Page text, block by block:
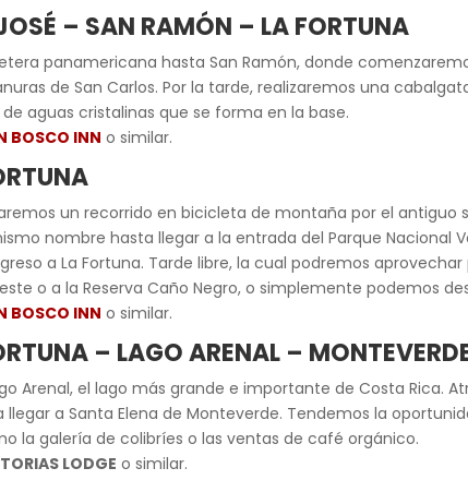
– SAN RAMÓN – LA FORTUNA
panamericana hasta San Ramón, donde
de San Carlos. Por la tarde, realizaremos una
aguas cristalinas que se forma en la base.
BOSCO INN o similar.
un recorrido en bicicleta de montaña por el antiguo
nombre hasta llegar a la entrada del Parque Nacional
a La Fortuna. Tarde libre, la cual podremos
o a la Reserva Caño Negro, o simplemente podemos
BOSCO INN o similar.
– LAGO ARENAL –
Arenal, el lago más grande e importante de Costa Rica.
llegar a Santa Elena de Monteverde. Tendemos la
la galería de colibríes o las ventas de café orgánico.
LODGE o similar.